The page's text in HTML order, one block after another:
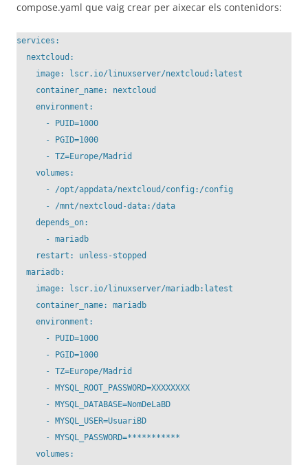
compose.yaml que vaig crear per aixecar els contenidors:
services:
  nextcloud:
    image: lscr.io/linuxserver/nextcloud:latest
    container_name: nextcloud
    environment:
      - PUID=1000
      - PGID=1000
      - TZ=Europe/Madrid
    volumes:
      - /opt/appdata/nextcloud/config:/config
      - /mnt/nextcloud-data:/data
    depends_on:
      - mariadb
    restart: unless-stopped
  mariadb:
    image: lscr.io/linuxserver/mariadb:latest
    container_name: mariadb
    environment:
      - PUID=1000
      - PGID=1000
      - TZ=Europe/Madrid
      - MYSQL_ROOT_PASSWORD=XXXXXXXX
      - MYSQL_DATABASE=NomDeLaBD
      - MYSQL_USER=UsuariBD
      - MYSQL_PASSWORD=***********
    volumes: